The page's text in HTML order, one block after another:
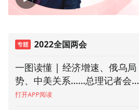
00:00
2022全国两会
一图读懂 | 经济增速、俄乌局
势、中美关系......总理记者会说
了这些话
打开APP阅读
“今年是我担任总理的最后一
年”！总理两个小时回答13个问
题
打开APP阅读